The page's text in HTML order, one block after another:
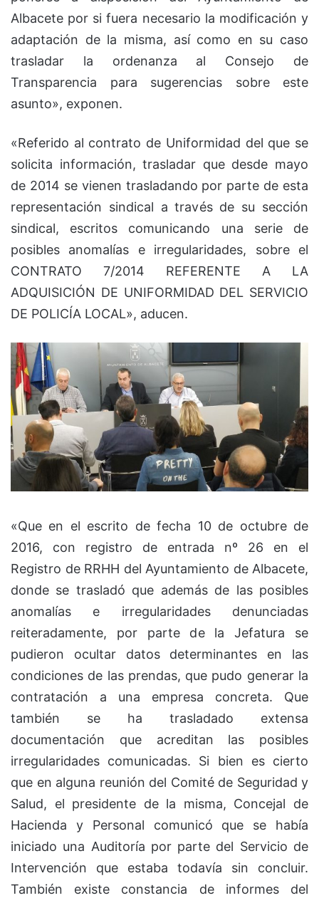
Albacete por si fuera necesario la modificación y
adaptación de la misma, así como en su caso
trasladar la ordenanza al Consejo de
Transparencia para sugerencias sobre este
asunto», exponen.
«Referido al contrato de Uniformidad del que se
solicita información, trasladar que desde mayo
de 2014 se vienen trasladando por parte de esta
representación sindical a través de su sección
sindical, escritos comunicando una serie de
posibles anomalías e irregularidades, sobre el
CONTRATO 7/2014 REFERENTE A LA
ADQUISICIÓN DE UNIFORMIDAD DEL SERVICIO
DE POLICÍA LOCAL», aducen.
«Que en el escrito de fecha 10 de octubre de
2016, con registro de entrada nº 26 en el
Registro de RRHH del Ayuntamiento de Albacete,
donde se trasladó que además de las posibles
anomalías e irregularidades denunciadas
reiteradamente, por parte de la Jefatura se
pudieron ocultar datos determinantes en las
condiciones de las prendas, que pudo generar la
contratación a una empresa concreta. Que
también se ha trasladado extensa
documentación que acreditan las posibles
irregularidades comunicadas. Si bien es cierto
que en alguna reunión del Comité de Seguridad y
Salud, el presidente de la misma, Concejal de
Hacienda y Personal comunicó que se había
iniciado una Auditoría por parte del Servicio de
Intervención que estaba todavía sin concluir.
También existe constancia de informes del